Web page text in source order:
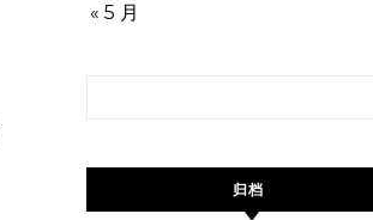
« 5 月
归档